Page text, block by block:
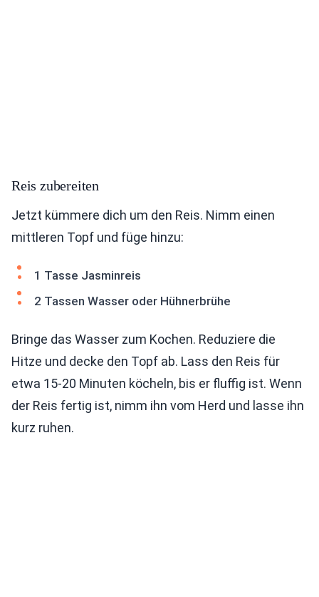
Reis zubereiten
Jetzt kümmere dich um den Reis. Nimm einen
mittleren Topf und füge hinzu:
1 Tasse Jasminreis
2 Tassen Wasser oder Hühnerbrühe
Bringe das Wasser zum Kochen. Reduziere die
Hitze und decke den Topf ab. Lass den Reis für
etwa 15-20 Minuten köcheln, bis er fluffig ist. Wenn
der Reis fertig ist, nimm ihn vom Herd und lasse ihn
kurz ruhen.